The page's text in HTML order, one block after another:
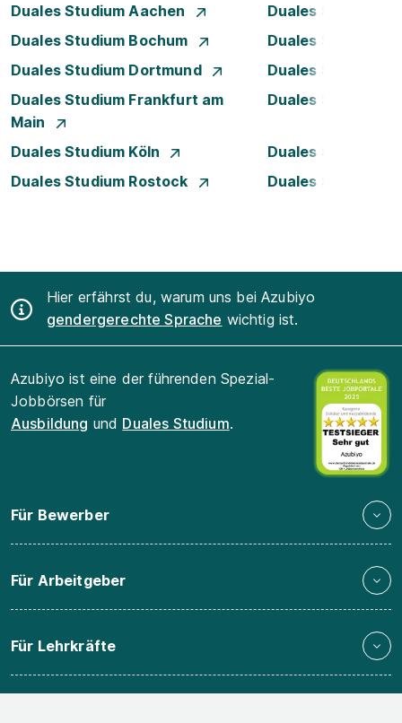
Duales Studium Aachen
Duales Studium
Duales Studium Bochum
Duales Studium
Duales Studium Dortmund
Duales Studium
Duales Studium Frankfurt am
Main
Duales Studium
Duales Studium Köln
Duales Studium
Duales Studium Rostock
Duales Studium
Hier erfährst du, warum uns bei Azubiyo
gendergerechte Sprache wichtig ist.
Azubiyo ist eine der führenden Spezial-
Jobbörsen für
Ausbildung und Duales Studium.
Für Bewerber
Für Arbeitgeber
Für Lehrkräfte